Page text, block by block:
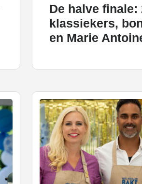
De halve finale:
klassiekers,
en Marie